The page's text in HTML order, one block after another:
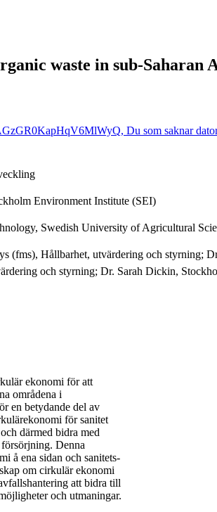
waste in sub-Saharan
Du som saknar
Environment Institute (SEI)
Swedish University of Agricultural
(fms), Hållbarhet, utvärdering och styrning;
och styrning; Dr. Sarah Dickin,
ekonomi för att
områdena i
en betydande del av
för sanitet
därmed bidra med
Denna
å ena sidan och sanitets-
om cirkulär ekonomi
att bidra till
och utmaningar.